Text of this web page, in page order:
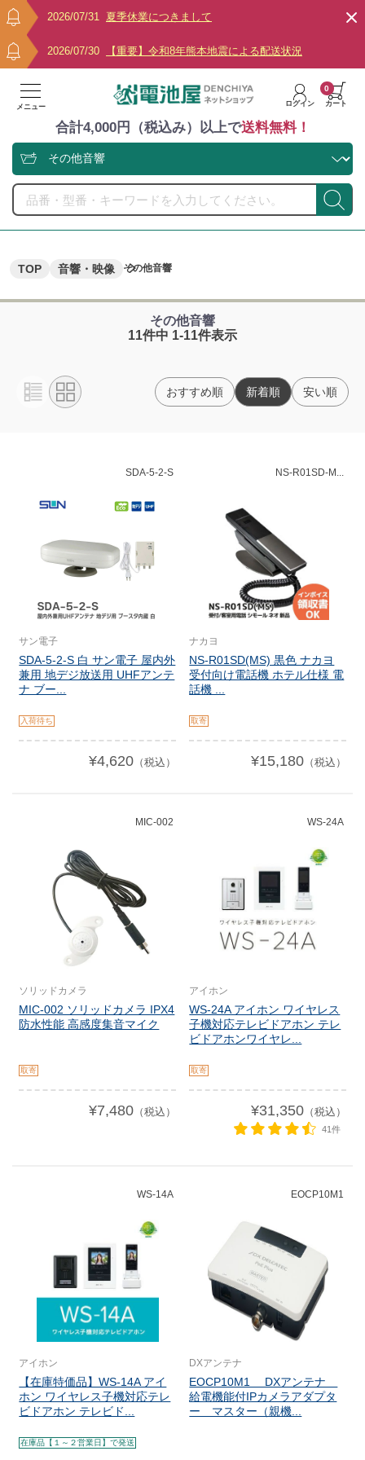
2026/07/31 夏季休業につきまして
2026/07/30 【重要】令和8年熊本地震による配送状況
メニュー ログイン カート
0
合計4,000円（税込み）以上で送料無料！
TOP 音響・映像 その他音響
その他音響
11件中 1-11件表示
おすすめ順 新着順 安い順
SDA-5-2-S
サン電子
SDA-5-2-S 白 サン電子 屋内外
兼用 地デジ放送用 UHFアンテ
ナ ブー...
入荷待ち
¥4,620（税込）
NS-R01SD-M...
ナカヨ
NS-R01SD(MS) 黒色 ナカヨ
受付向け電話機 ホテル仕様 電
話機 ...
取寄
¥15,180（税込）
MIC-002
ソリッドカメラ
MIC-002 ソリッドカメラ IPX4
防水性能 高感度集音マイク
取寄
¥7,480（税込）
WS-24A
アイホン
WS-24A アイホン ワイヤレス
子機対応テレビドアホン テレ
ビドアホンワイヤレ...
取寄
¥31,350（税込）
41件
WS-14A
アイホン
【在庫特価品】WS-14A アイ
ホン ワイヤレス子機対応テレ
ビドアホン テレビド...
在庫品【１～２営業日】で発送
EOCP10M1
DXアンテナ
EOCP10M1 DXアンテナ
給電機能付IPカメラアダプタ
ー マスター（親機...